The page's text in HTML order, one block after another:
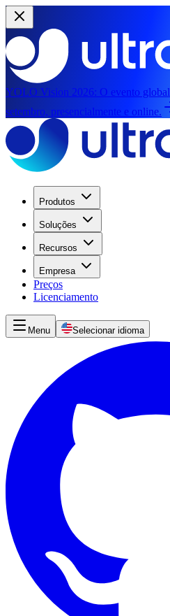
YOLO Vision 2026: O evento
setembro, presencialmente e online.
Produtos
Soluções
Recursos
Empresa
Preços
Licenciamento
Menu Selecionar idioma